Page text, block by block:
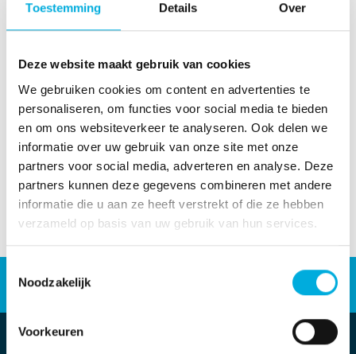
Toestemming Details Over
Deze website maakt gebruik van cookies
We gebruiken cookies om content en advertenties te
personaliseren, om functies voor social media te bieden
en om ons websiteverkeer te analyseren. Ook delen we
informatie over uw gebruik van onze site met onze
partners voor social media, adverteren en analyse. Deze
partners kunnen deze gegevens combineren met andere
informatie die u aan ze heeft verstrekt of die ze hebben
verzameld op basis van uw gebruik van hun services.
Noodzakelijk
Voorkeuren
Algemene leveringsvoorwaarden
Download hier onze algemene leveringsvoorwaarden
Werken bij